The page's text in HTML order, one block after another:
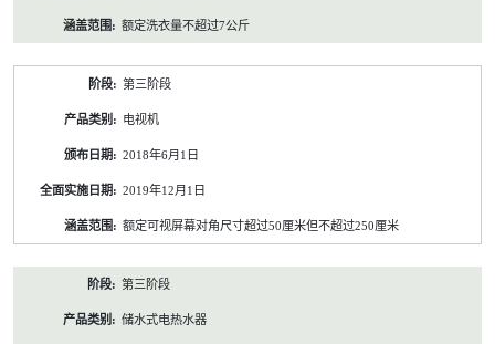
额定洗衣量不超过7公斤
第三阶段
电视机
2018年6月1日
2019年12月1日
额定可视屏幕对角尺寸超过50厘米但不超过250厘米
第三阶段
储水式电热水器